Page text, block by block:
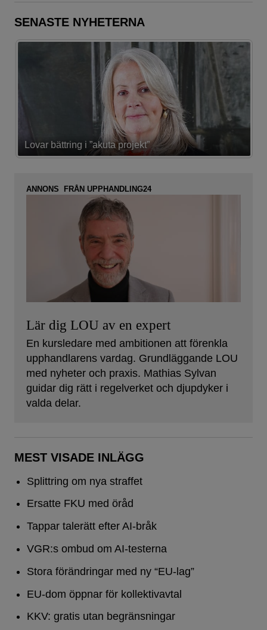
SENASTE NYHETERNA
Lovar bättring i ”akuta projekt”
ANNONS FRÅN UPPHANDLING24
Lär dig LOU av en expert
En kursledare med ambitionen att förenkla
upphandlarens vardag. Grundläggande LOU
med nyheter och praxis. Mathias Sylvan
guidar dig rätt i regelverket och djupdyker i
valda delar.
MEST VISADE INLÄGG
Splittring om nya straffet
Ersatte FKU med öråd
Tappar talerätt efter AI-bråk
VGR:s ombud om AI-testerna
Stora förändringar med ny “EU-lag”
EU-dom öppnar för kollektivavtal
KKV: gratis utan begränsningar